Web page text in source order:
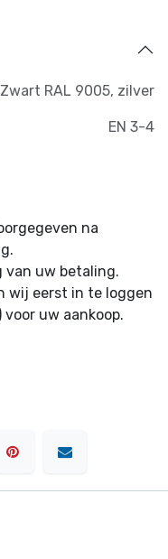
Zwart RAL 9005, zilver
EN 3-4
na
van uw betaling.
wij eerst in te loggen
uw aankoop.